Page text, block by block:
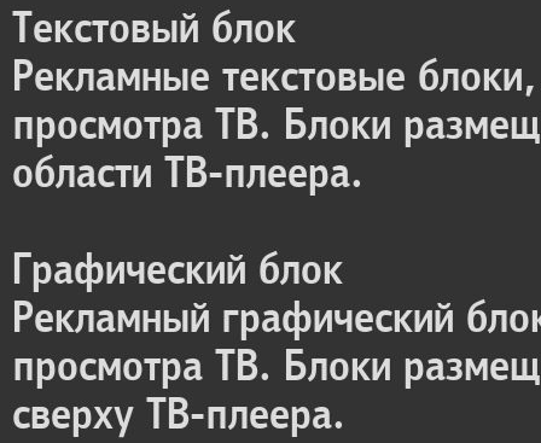
Текстовый блок
Рекламные текстовые
просмотра ТВ. Блоки
области ТВ-плеера.
Графический блок
Рекламный графический
просмотра ТВ. Блоки
сверху ТВ-плеера.